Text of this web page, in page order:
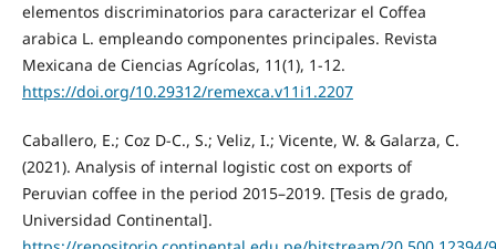
elementos discriminatorios para caracterizar el Coffea
arabica L. empleando componentes principales. Revista
Mexicana de Ciencias Agrícolas, 11(1), 1-12.
https://doi.org/10.29312/remexca.v11i1.2207
Caballero, E.; Coz D-C., S.; Veliz, I.; Vicente, W. & Galarza, C.
(2021). Analysis of internal logistic cost on exports of
Peruvian coffee in the period 2015–2019. [Tesis de grado,
Universidad Continental].